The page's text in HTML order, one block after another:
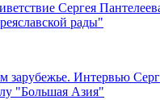
Сергея
рады"
зарубежье. Интервью
"Большая Азия"